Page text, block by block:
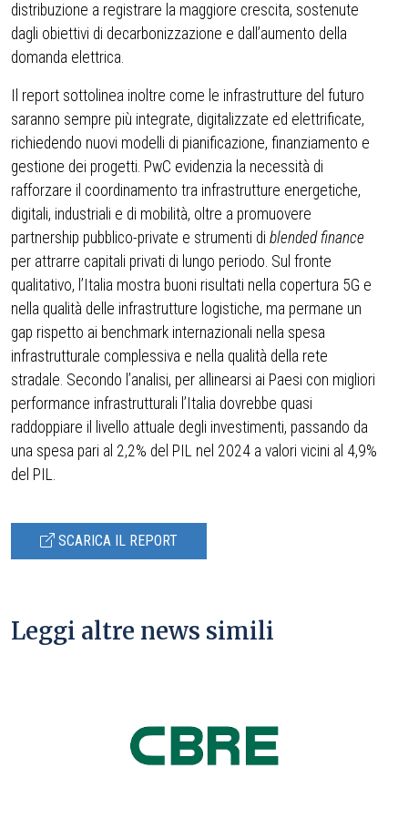
distribuzione a registrare la maggiore crescita, sostenute
dagli obiettivi di decarbonizzazione e dall’aumento della
domanda elettrica.
Il report sottolinea inoltre come le infrastrutture del futuro
saranno sempre più integrate, digitalizzate ed elettrificate,
richiedendo nuovi modelli di pianificazione, finanziamento e
gestione dei progetti. PwC evidenzia la necessità di
rafforzare il coordinamento tra infrastrutture energetiche,
digitali, industriali e di mobilità, oltre a promuovere
partnership pubblico-private e strumenti di blended finance
per attrarre capitali privati di lungo periodo. Sul fronte
qualitativo, l’Italia mostra buoni risultati nella copertura 5G e
nella qualità delle infrastrutture logistiche, ma permane un
gap rispetto ai benchmark internazionali nella spesa
infrastrutturale complessiva e nella qualità della rete
stradale. Secondo l’analisi, per allinearsi ai Paesi con migliori
performance infrastrutturali l’Italia dovrebbe quasi
raddoppiare il livello attuale degli investimenti, passando da
una spesa pari al 2,2% del PIL nel 2024 a valori vicini al 4,9%
del PIL.
SCARICA IL REPORT
Leggi altre news simili